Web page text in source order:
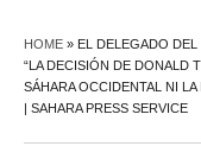
HOME » EL DELEGADO
“LA DECISIÓN DE DONALD
SÁHARA OCCIDENTAL NI
| SAHARA PRESS SERVICE